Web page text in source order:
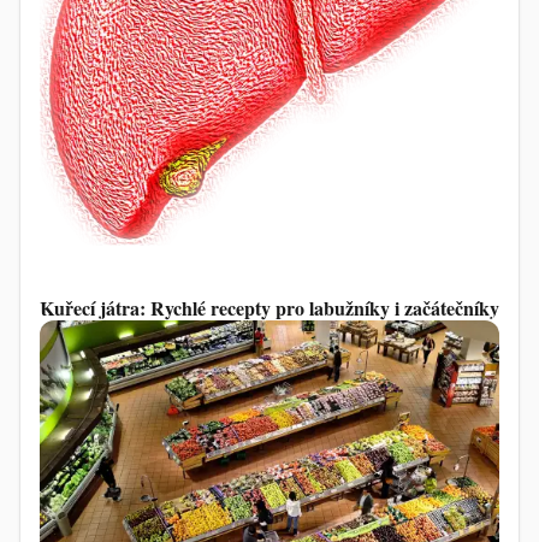
Kuřecí játra: Rychlé recepty pro labužníky i začátečníky